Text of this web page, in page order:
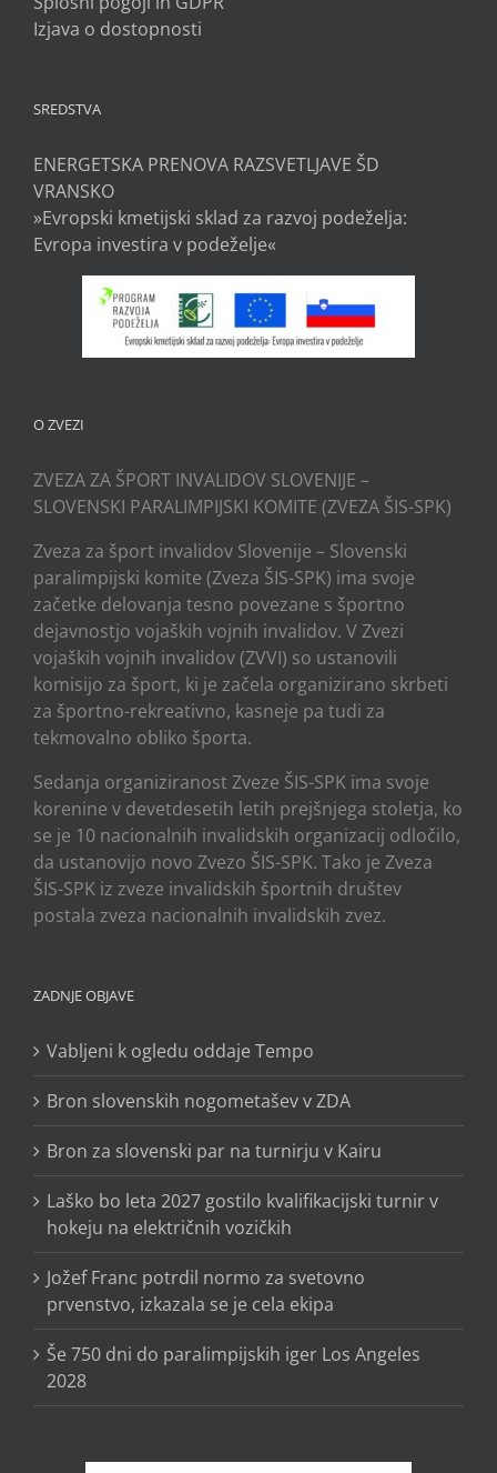
Izjava o dostopnosti
SREDSTVA
ENERGETSKA PRENOVA RAZSVETLJAVE ŠD
VRANSKO
»Evropski kmetijski sklad za razvoj podeželja:
Evropa investira v podeželje«
O ZVEZI
ZVEZA ZA ŠPORT INVALIDOV SLOVENIJE –
SLOVENSKI PARALIMPIJSKI KOMITE (ZVEZA ŠIS-SPK)
Zveza za šport invalidov Slovenije – Slovenski
paralimpijski komite (Zveza ŠIS-SPK) ima svoje
začetke delovanja tesno povezane s športno
dejavnostjo vojaških vojnih invalidov. V Zvezi
vojaških vojnih invalidov (ZVVI) so ustanovili
komisijo za šport, ki je začela organizirano skrbeti
za športno-rekreativno, kasneje pa tudi za
tekmovalno obliko športa.
Sedanja organiziranost Zveze ŠIS-SPK ima svoje
korenine v devetdesetih letih prejšnjega stoletja, ko
se je 10 nacionalnih invalidskih organizacij odločilo,
da ustanovijo novo Zvezo ŠIS-SPK. Tako je Zveza
ŠIS-SPK iz zveze invalidskih športnih društev
postala zveza nacionalnih invalidskih zvez.
ZADNJE OBJAVE
Vabljeni k ogledu oddaje Tempo
Bron slovenskih nogometašev v ZDA
Bron za slovenski par na turnirju v Kairu
Laško bo leta 2027 gostilo kvalifikacijski turnir v
hokeju na električnih vozičkih
Jožef Franc potrdil normo za svetovno
prvenstvo, izkazala se je cela ekipa
Še 750 dni do paralimpijskih iger Los Angeles
2028